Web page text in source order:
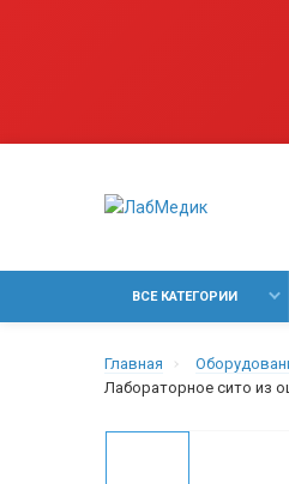
ВСЕ КАТЕГОРИИ
Главная
Лабораторное сито из